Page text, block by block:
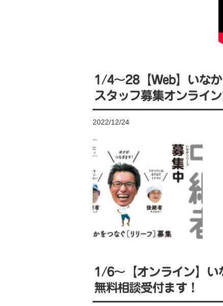
1/4〜28【Web】いな
スタッフ募集オンライ
2022/12/24
1/6〜【オンライン】
無料相談受付ます！